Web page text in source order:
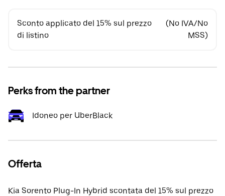
Sconto applicato del 15% sul prezzo
di listino
(No IVA/No
MSS)
Perks from the partner
Idoneo per UberBlack
Offerta
Kia Sorento Plug-In Hybrid scontata del 15% sul prezzo